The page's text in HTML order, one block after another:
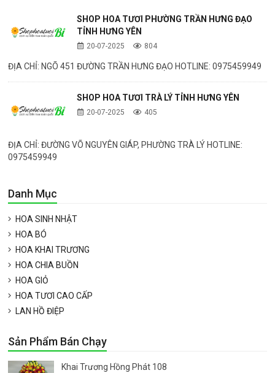
SHOP HOA TƯƠI PHƯỜNG TRẦN HƯNG ĐẠO
TỈNH HƯNG YÊN
20-07-2025 804
ĐỊA CHỈ: NGÕ 451 ĐƯỜNG TRẦN HƯNG ĐẠO HOTLINE: 0975459949
SHOP HOA TƯƠI TRÀ LÝ TỈNH HƯNG YÊN
20-07-2025 405
ĐỊA CHỈ: ĐƯỜNG VÕ NGUYÊN GIÁP, PHƯỜNG TRÀ LÝ HOTLINE:
0975459949
Danh Mục
HOA SINH NHẬT
HOA BÓ
HOA KHAI TRƯƠNG
HOA CHIA BUỒN
HOA GIỎ
HOA TƯƠI CAO CẤP
LAN HỒ ĐIỆP
Sản Phẩm Bán Chạy
Khai Trương Hồng Phát 108